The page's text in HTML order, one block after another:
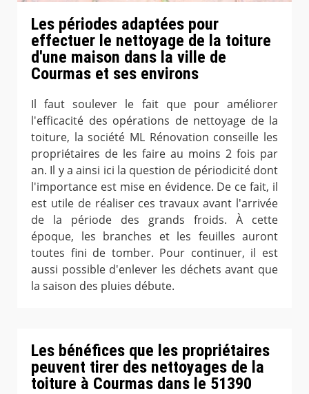
Les périodes adaptées pour
effectuer le nettoyage de la toiture
d'une maison dans la ville de
Courmas et ses environs
Il faut soulever le fait que pour améliorer
l'efficacité des opérations de nettoyage de la
toiture, la société ML Rénovation conseille les
propriétaires de les faire au moins 2 fois par
an. Il y a ainsi ici la question de périodicité dont
l'importance est mise en évidence. De ce fait, il
est utile de réaliser ces travaux avant l'arrivée
de la période des grands froids. À cette
époque, les branches et les feuilles auront
toutes fini de tomber. Pour continuer, il est
aussi possible d'enlever les déchets avant que
la saison des pluies débute.
Les bénéfices que les propriétaires
peuvent tirer des nettoyages de la
toiture à Courmas dans le 51390